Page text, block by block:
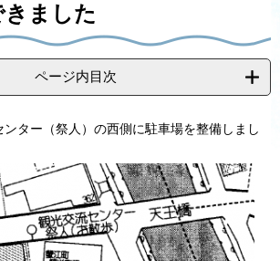
ました
ページ内目次
ター（祭人）の西側に駐車場を整備しまし